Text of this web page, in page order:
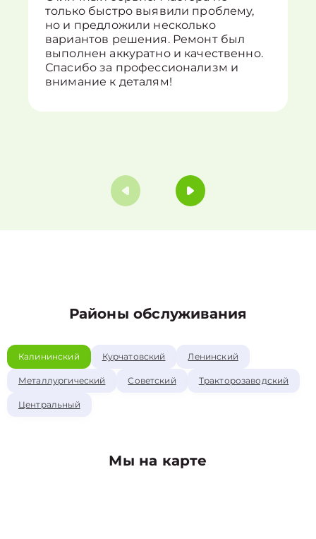
только быстро выявили проблему,
но и предложили несколько
вариантов решения. Ремонт был
выполнен аккуратно и качественно.
Спасибо за профессионализм и
внимание к деталям!
Районы обслуживания
Калининский Курчатовский Ленинский
Металлургический Советский Тракторозаводский
Центральный
Мы на карте